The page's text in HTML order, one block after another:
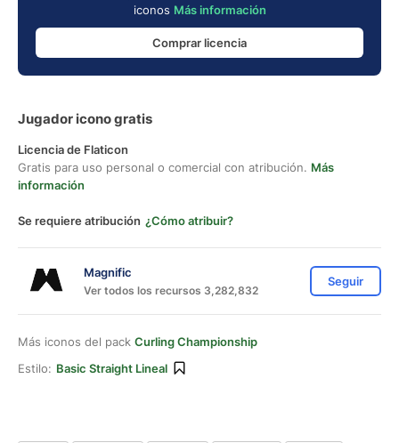
iconos Más información
Comprar licencia
Jugador icono gratis
Licencia de Flaticon
Gratis para uso personal o comercial con atribución. Más
información
Se requiere atribución ¿Cómo atribuir?
Magnific
Ver todos los recursos 3,282,832
Seguir
Más iconos del pack Curling Championship
Estilo: Basic Straight Lineal